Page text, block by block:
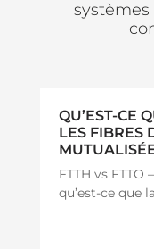
QU’EST-CE
LES FIBRES
FTTH vs FTTO
qu’est-ce que